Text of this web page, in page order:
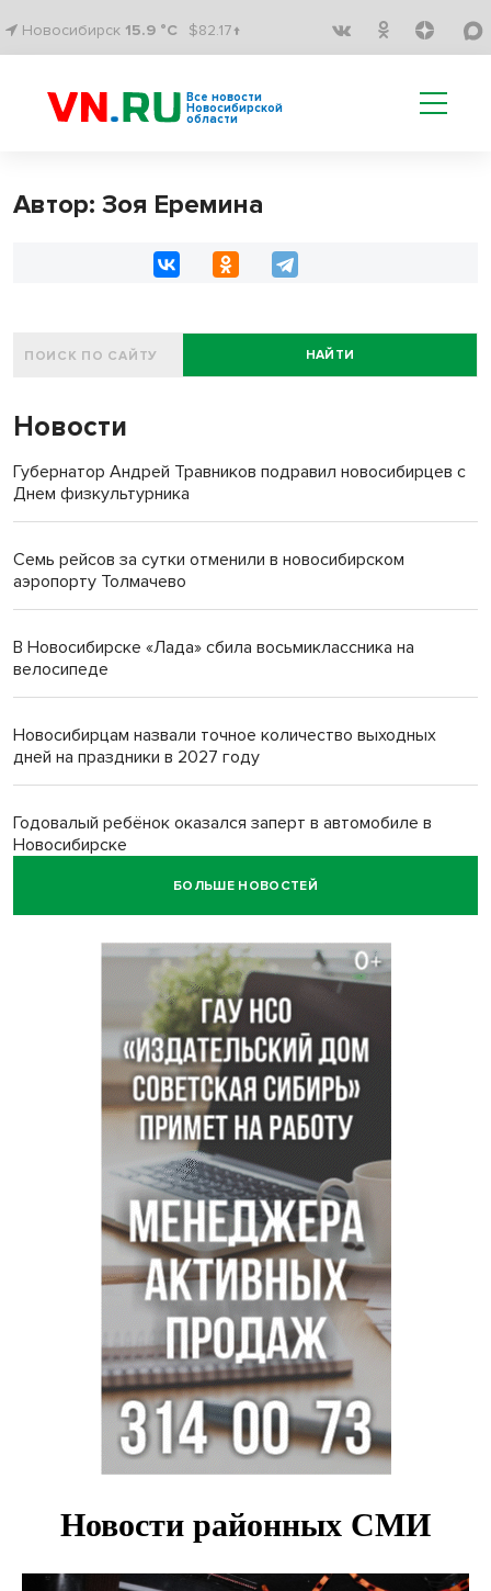
Новосибирск 15.9 °C $82.17↑
Все новости
Новосибирской
области
Автор: Зоя Еремина
НАЙТИ
Новости
Губернатор Андрей Травников подравил новосибирцев с
Днем физкультурника
Семь рейсов за сутки отменили в новосибирском
аэропорту Толмачево
В Новосибирске «Лада» сбила восьмиклассника на
велосипеде
Новосибирцам назвали точное количество выходных
дней на праздники в 2027 году
Годовалый ребёнок оказался заперт в автомобиле в
Новосибирске
БОЛЬШЕ НОВОСТЕЙ